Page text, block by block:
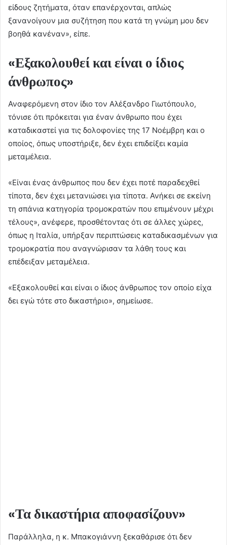
είδους ζητήματα, όταν επανέρχονται, απλώς
ξανανοίγουν μια συζήτηση που κατά τη γνώμη μου δεν
βοηθά κανέναν», είπε.
«Εξακολουθεί και είναι ο ίδιος
άνθρωπος»
Αναφερόμενη στον ίδιο τον Αλέξανδρο Γιωτόπουλο,
τόνισε ότι πρόκειται για έναν άνθρωπο που έχει
καταδικαστεί για τις δολοφονίες της 17 Νοέμβρη και ο
οποίος, όπως υποστήριξε, δεν έχει επιδείξει καμία
μεταμέλεια.
«Είναι ένας άνθρωπος που δεν έχει ποτέ παραδεχθεί
τίποτα, δεν έχει μετανιώσει για τίποτα. Ανήκει σε εκείνη
τη σπάνια κατηγορία τρομοκρατών που επιμένουν μέχρι
τέλους», ανέφερε, προσθέτοντας ότι σε άλλες χώρες,
όπως η Ιταλία, υπήρξαν περιπτώσεις καταδικασμένων για
τρομοκρατία που αναγνώρισαν τα λάθη τους και
επέδειξαν μεταμέλεια.
«Εξακολουθεί και είναι ο ίδιος άνθρωπος τον οποίο είχα
δει εγώ τότε στο δικαστήριο», σημείωσε.
«Τα δικαστήρια αποφασίζουν»
Παράλληλα, η κ. Μπακογιάννη ξεκαθάρισε ότι δεν